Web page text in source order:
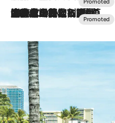
2026.7.10
NEW OPEN！【界 草津】名湯の地に誕生。趣の異なる2種の温泉と上州ならではの会席・蕎麦割烹など美食を味わう究極の癒やし旅